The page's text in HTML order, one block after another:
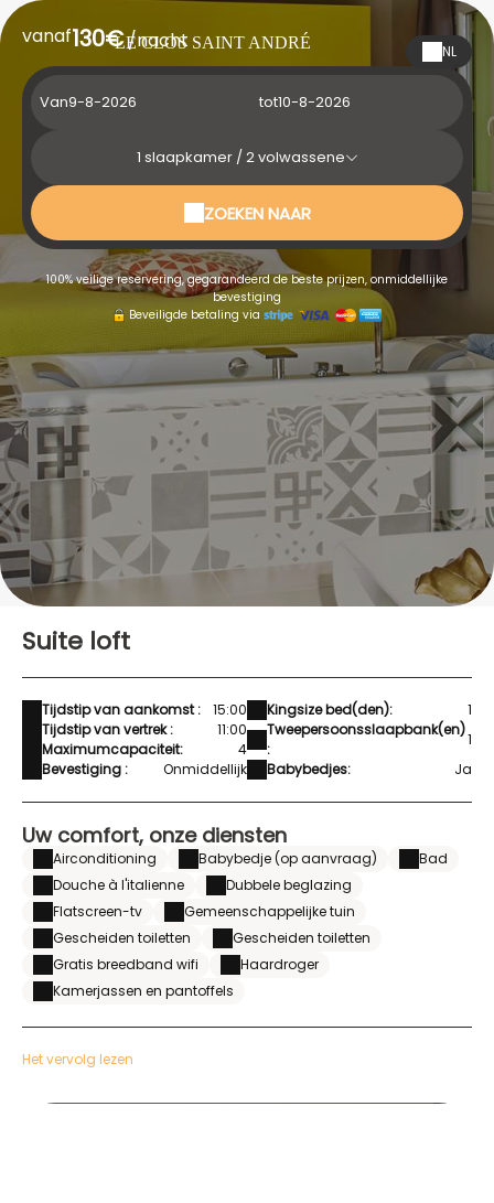
LE CLOS SAINT ANDRÉ NL
vanaf130€/nacht
Van tot
1 slaapkamer /2volwassene
ZOEKEN NAAR
100% veilige reservering, gegarandeerd de beste prijzen, onmiddellijke
bevestiging
Beveiligde betaling via
Suite loft
Tijdstip van aankomst :
15:00
Tijdstip van vertrek :
11:00
Maximumcapaciteit:
4
Bevestiging :
Onmiddellijk
Kingsize bed(den):
1
Tweepersoonsslaapbank(en)
:
1
Babybedjes:
Ja
Uw comfort, onze diensten
Airconditioning Babybedje (op aanvraag)
Bad
Douche à l'italienne
Dubbele beglazing
Flatscreen-tv
Gemeenschappelijke tuin
Gescheiden toiletten
Gescheiden toiletten
Gratis breedband wifi
Haardroger
Kamerjassen en pantoffels
Het vervolg lezen